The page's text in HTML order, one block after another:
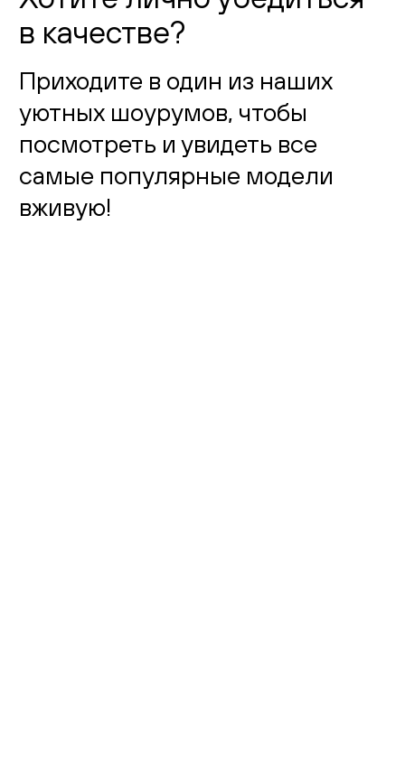
в качестве?
Приходите в один из наших
уютных шоурумов, чтобы
посмотреть и увидеть все
самые популярные модели
вживую!